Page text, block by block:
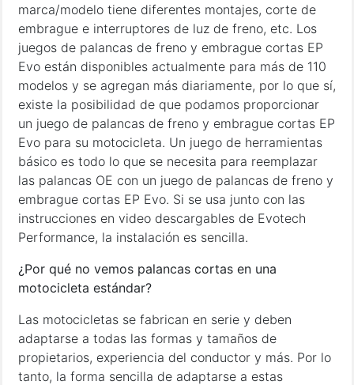
marca/modelo tiene diferentes montajes, corte de
embrague e interruptores de luz de freno, etc. Los
juegos de palancas de freno y embrague cortas EP
Evo están disponibles actualmente para más de 110
modelos y se agregan más diariamente, por lo que sí,
existe la posibilidad de que podamos proporcionar
un juego de palancas de freno y embrague cortas EP
Evo para su motocicleta. Un juego de herramientas
básico es todo lo que se necesita para reemplazar
las palancas OE con un juego de palancas de freno y
embrague cortas EP Evo. Si se usa junto con las
instrucciones en video descargables de Evotech
Performance, la instalación es sencilla.
¿Por qué no vemos palancas cortas en una
motocicleta estándar?
Las motocicletas se fabrican en serie y deben
adaptarse a todas las formas y tamaños de
propietarios, experiencia del conductor y más. Por lo
tanto, la forma sencilla de adaptarse a estas